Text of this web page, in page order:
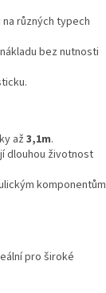
různých typech
bez nutnosti
až3,1m.
dlouhou životnost
komponentům
pro široké